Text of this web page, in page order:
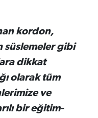
kordon,
süslemeler gibi
dikkat
olarak tüm
ve
bir eğitim-